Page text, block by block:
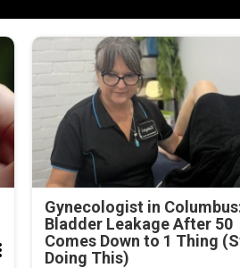
Gynecologist in
Bladder Leakage After 50
Comes Down to 1 Thing
Doing This)